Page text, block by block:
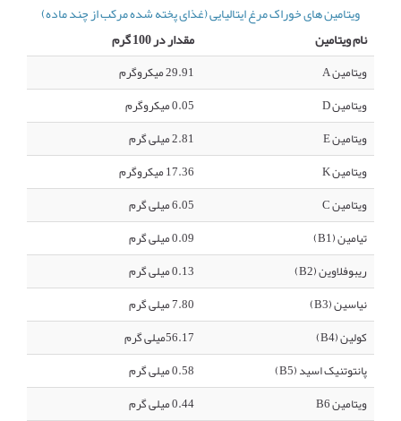
ویتامین های خوراک مرغ ایتالیایی (غذای پخته شده مرکب از چند ماده)
نام ویتامین
مقدار در 100 گرم
ویتامین A
29.91 میکروگرم
ویتامین D
0.05 میکروگرم
ویتامین E
2.81 میلی گرم
ویتامین K
17.36 میکروگرم
ویتامین C
6.05 میلی گرم
تیامین (B1)
0.09 میلی گرم
ریبوفلاوین (B2)
0.13 میلی گرم
نیاسین (B3)
7.80 میلی گرم
کولین (B4)
56.17میلی گرم
پانتوتنیک اسید (B5)
0.58 میلی گرم
ویتامین B6
0.44 میلی گرم